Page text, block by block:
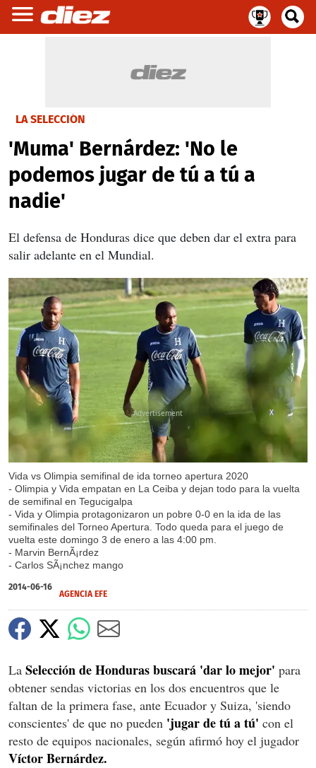
LA SELECCIÓN
'Muma' Bernárdez: 'No le
podemos jugar de tú a tú a
nadie'
El defensa de Honduras dice que deben dar el extra para
salir adelante en el Mundial.
Vida vs Olimpia semifinal de ida torneo apertura 2020
- Olimpia y Vida empatan en La Ceiba y dejan todo para la vuelta
de semifinal en Tegucigalpa
- Vida y Olimpia protagonizaron un pobre 0-0 en la ida de las
semifinales del Torneo Apertura. Todo queda para el juego de
vuelta este domingo 3 de enero a las 4:00 pm.
- Marvin BernÃ¡rdez
- Carlos SÃ¡nchez mango
X
2014-06-16
AGENCIA EFE
La Selección de Honduras buscará 'dar lo mejor' para
obtener sendas victorias en los dos encuentros que le
faltan de la primera fase, ante Ecuador y Suiza, 'siendo
conscientes' de que no pueden 'jugar de tú a tú' con el
resto de equipos nacionales, según afirmó hoy el jugador
Víctor Bernárdez.